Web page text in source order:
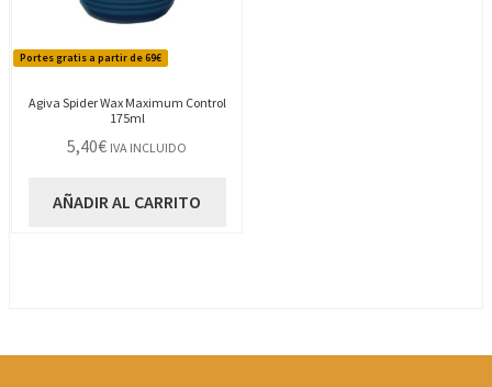
Portes gratis a partir de 69€
Agiva Spider Wax Maximum Control
175ml
5,40€ IVA INCLUIDO
AÑADIR AL CARRITO